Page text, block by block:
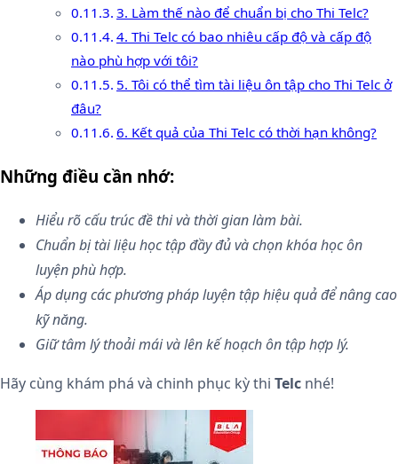
3. Làm thế nào để chuẩn bị cho Thi Telc?
4. Thi Telc có bao nhiêu cấp độ và cấp độ
nào phù hợp với tôi?
5. Tôi có thể tìm tài liệu ôn tập cho Thi Telc ở
đâu?
6. Kết quả của Thi Telc có thời hạn không?
Những điều cần nhớ:
Hiểu rõ cấu trúc đề thi và thời gian làm bài.
Chuẩn bị tài liệu học tập đầy đủ và chọn khóa học ôn
luyện phù hợp.
Áp dụng các phương pháp luyện tập hiệu quả để nâng cao
kỹ năng.
Giữ tâm lý thoải mái và lên kế hoạch ôn tập hợp lý.
Hãy cùng khám phá và chinh phục kỳ thi Telc nhé!